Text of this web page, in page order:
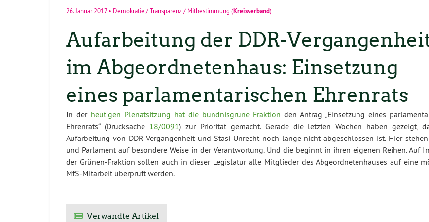
26. Januar 2017• Demokratie / Transparenz / Mitbestimmung (Kreisverband)
Aufarbeitung der DDR-
im Abgeordnetenhaus: Einsetzung
eines parlamentarischen Ehrenrats
In der heutigen Plenatsitzung hat die bündnisgrüne Fraktion den Antrag „Einsetzung eines
Ehrenrats“ (Drucksache 18/0091) zur Priorität gemacht. Gerade die letzten Wochen haben gezeigt,
Aufarbeitung von DDR-Vergangenheit und Stasi-Unrecht noch lange nicht abgeschlossen ist. Hier
und Parlament auf besondere Weise in der Verantwor­tung. Und die beginnt in ihren eigenen Reihen. Auf
der Grünen-Fraktion sollen auch in dieser Legislatur alle Mitglieder des Abgeordnetenhauses auf eine
MfS-Mitarbeit überprüft werden.
Verwandte Artikel